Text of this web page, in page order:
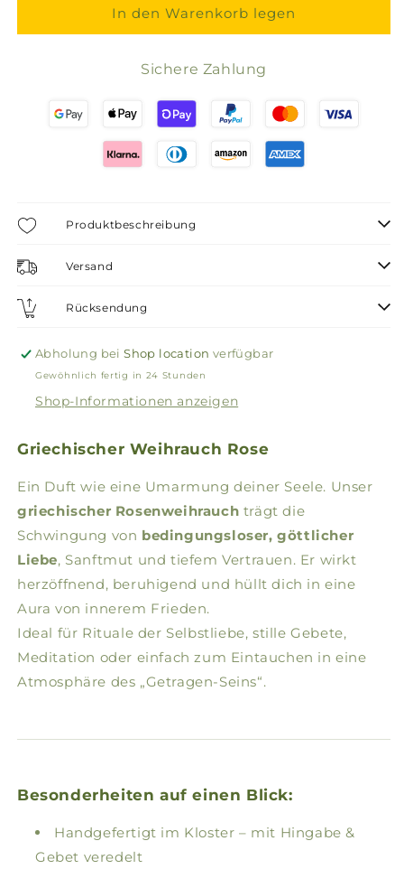
(Glas)
Liebe
(Glas)
In den Warenkorb legen
Sichere Zahlung
Produktbeschreibung
Versand
Rücksendung
Abholung beiShop location verfügbar
Gewöhnlich fertig in 24 Stunden
Shop-Informationen anzeigen
Griechischer Weihrauch Rose
Ein Duft wie eine Umarmung deiner Seele. Unser
griechischer Rosenweihrauch trägt die
Schwingung von bedingungsloser, göttlicher
Liebe, Sanftmut und tiefem Vertrauen. Er wirkt
herzöffnend, beruhigend und hüllt dich in eine
Aura von innerem Frieden.
Ideal für Rituale der Selbstliebe, stille Gebete,
Meditation oder einfach zum Eintauchen in eine
Atmosphäre des „Getragen-Seins“.
Besonderheiten auf einen Blick:
Handgefertigt im Kloster – mit Hingabe &
Gebet veredelt